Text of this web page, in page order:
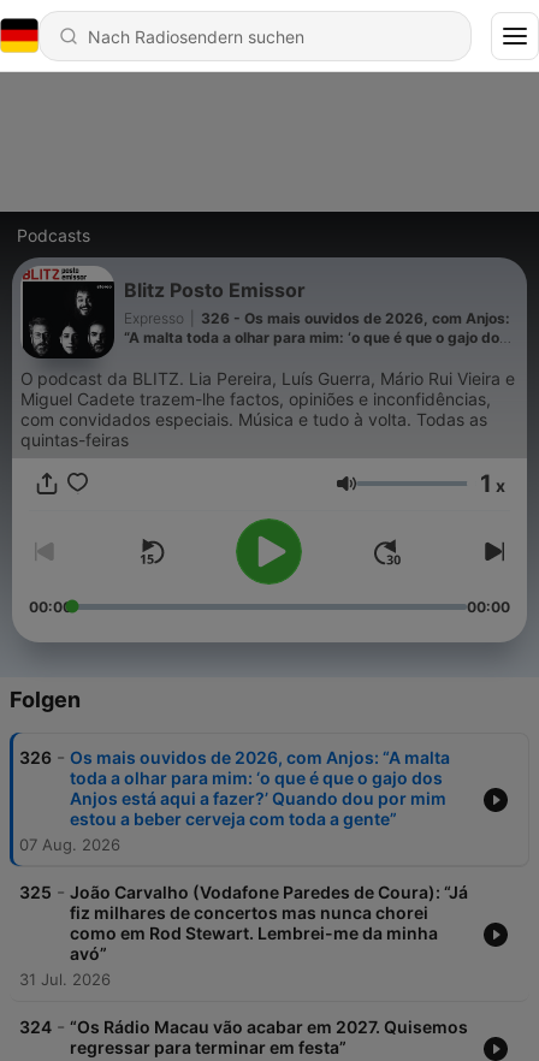
Podcasts
Blitz Posto Emissor
Expresso
326 - Os mais ouvidos de 2026, com Anjos:
“A malta toda a olhar para mim: ‘o que é que o gajo dos
beber cerveja com toda a gente”
O podcast da BLITZ. Lia Pereira, Luís Guerra, Mário Rui Vieira e
Miguel Cadete trazem-lhe factos, opiniões e inconfidências,
com convidados especiais. Música e tudo à volta. Todas as
quintas-feiras
Lautstärke 1 x
00:00 00:00
Folgen
326 - Os mais ouvidos de 2026, com Anjos: “A malta
toda a olhar para mim: ‘o que é que o gajo dos
Anjos está aqui a fazer?’ Quando dou por mim
estou a beber cerveja com toda a gente”
07 Aug. 2026
325 - João Carvalho (Vodafone Paredes de Coura): “Já
fiz milhares de concertos mas nunca chorei
como em Rod Stewart. Lembrei-me da minha
avó”
31 Jul. 2026
324 - “Os Rádio Macau vão acabar em 2027. Quisemos
regressar para terminar em festa”